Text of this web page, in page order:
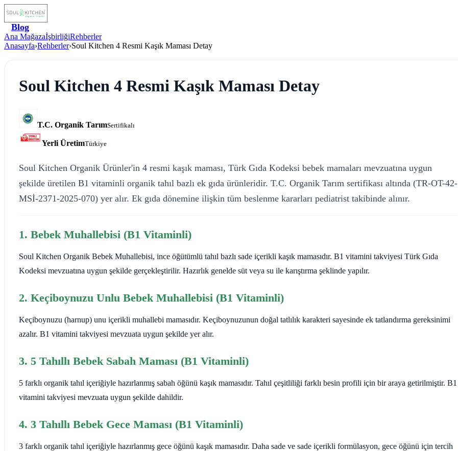
Blog
Ana MağazaİşbirliğiRehberler
Anasayfa›Rehberler›Soul Kitchen 4 Resmi Kaşık Maması Detay
Soul Kitchen 4 Resmi Kaşık Maması Detay
T.C. Organik TarımSertifikalı
Yerli ÜretimTürkiye
Soul Kitchen Organik Ürünler'in 4 resmi kaşık maması, Türk Gıda Kodeksi bebek mamaları mevzuatına uygun
şekilde üretilen B1 vitaminli organik tahıl bazlı ek gıda ürünleridir. T.C. Organik Tarım sertifikası altında (TR-OT-42-
MSİ-2371-2025-070) yer alır. Ek gıda dönemine ilişkin tüm beslenme kararları pediatrist takibinde alınır.
1. Bebek Muhallebisi (B1 Vitaminli)
Soul Kitchen Organik Bebek Muhallebisi, ince öğütümlü tahıl bazlı sade içerikli kaşık mamasıdır. B1 vitamini takviyesi Türk Gıda
Kodeksi mevzuatına uygun şekilde gerçekleştirilir. Hazırlık genelde süt veya su ile karıştırma şeklinde yapılır.
2. Keçiboynuzu Unlu Bebek Muhallebisi (B1 Vitaminli)
Keçiboynuzu (harnup) unu içerikli muhallebi mamasıdır. Keçiboynuzunun doğal tatlılık karakteri sayesinde ek tatlandırma gereksinimi
azalır. B1 vitamini takviyesi mevzuata uygun şekilde yer alır.
3. 5 Tahıllı Bebek Sabah Maması (B1 Vitaminli)
5 farklı organik tahıl içeriğiyle hazırlanmış sabah öğünü kaşık mamasıdır. Tahıl çeşitliliği farklı besin profili için bir araya getirilmiştir. B1
vitamini takviyesi mevzuata uygun şekilde dahildir.
4. 3 Tahıllı Bebek Gece Maması (B1 Vitaminli)
3 farklı organik tahıl içeriğiyle hazırlanmış gece öğünü kaşık mamasıdır. Daha sade ve sade içerikli formülasyon, gece öğünü için tercih